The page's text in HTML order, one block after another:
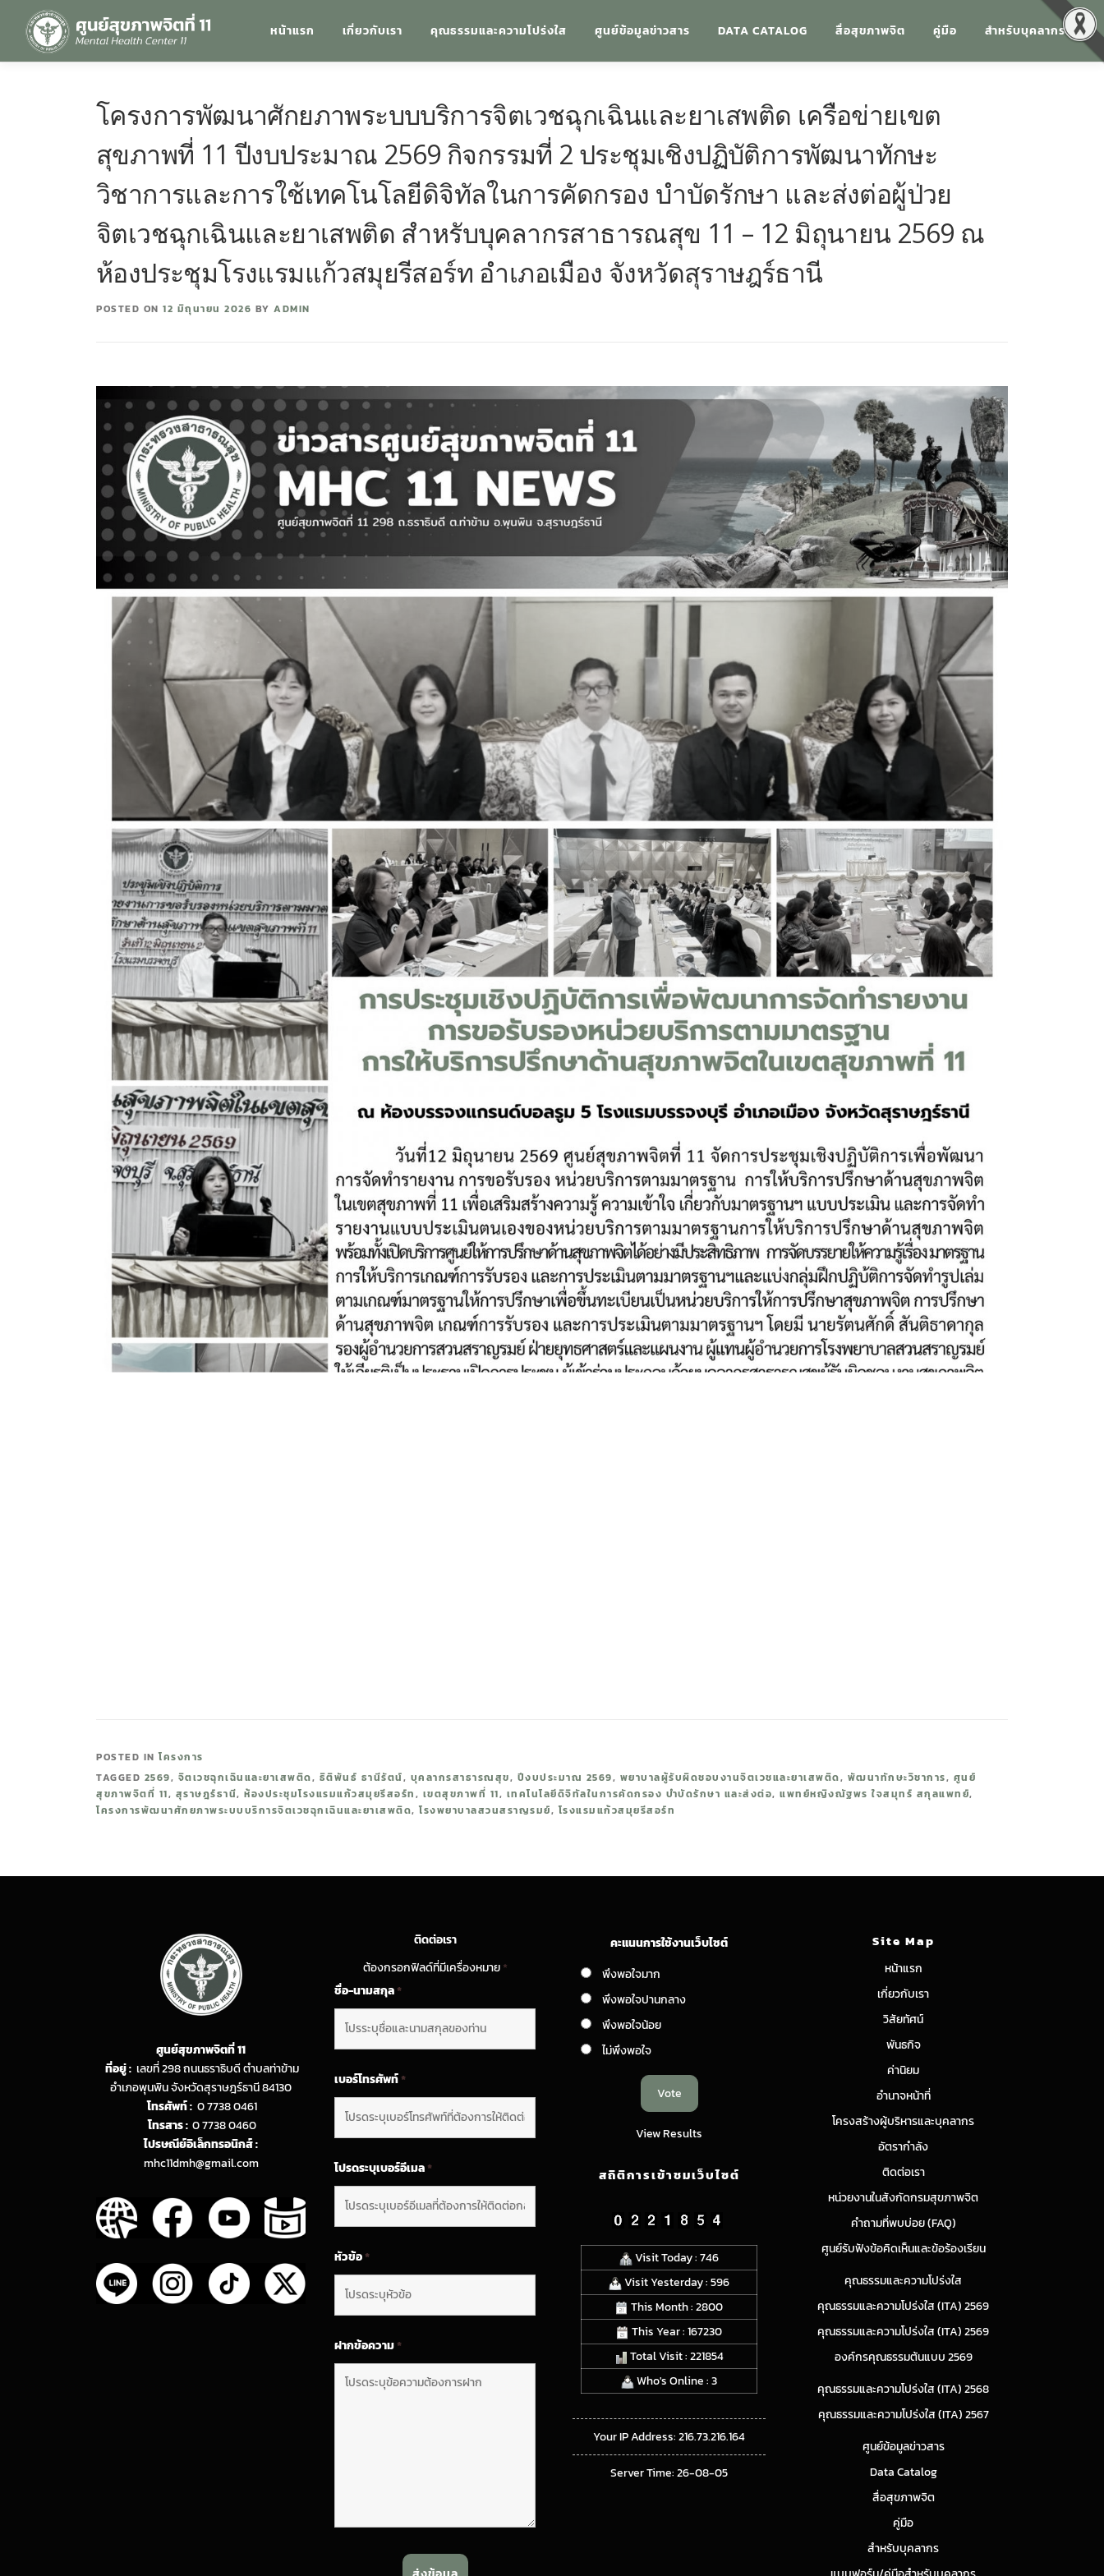
หน้าแรก เกี่ยวกับเรา คุณธรรมและความโปร่งใส ศูนย์ข้อมูลข่าวสาร DATA CATALOG สื่อสุขภาพจิต คู่มือ สำหรับบุคลากร
โครงการพัฒนาศักยภาพระบบบริการจิตเวชฉุกเฉินและยาเสพติด เครือข่ายเขต
สุขภาพที่ 11 ปีงบประมาณ 2569 กิจกรรมที่ 2 ประชุมเชิงปฏิบัติการพัฒนาทักษะ
วิชาการและการใช้เทคโนโลยีดิจิทัลในการคัดกรอง บำบัดรักษา และส่งต่อผู้ป่วย
จิตเวชฉุกเฉินและยาเสพติด สำหรับบุคลากรสาธารณสุข 11 – 12 มิถุนายน 2569 ณ
ห้องประชุมโรงแรมแก้วสมุยรีสอร์ท อำเภอเมือง จังหวัดสุราษฎร์ธานี
POSTED ON 12 มิถุนายน 2026 BY ADMIN
POSTED INโครงการ
TAGGED 2569, จิตเวชฉุกเฉินและยาเสพติด, ธิติพันธ์ ธานีรัตน์, บุคลากรสาธารณสุข, ปีงบประมาณ 2569, พยาบาลผู้รับผิดชอบงานจิตเวชและยาเสพติด, พัฒนาทักษะวิชาการ, ศูนย์
สุขภาพจิตที่ 11, สุราษฎร์ธานี, ห้องประชุมโรงแรมแก้วสมุยรีสอร์ท, เขตสุขภาพที่ 11, เทคโนโลยีดิจิทัลในการคัดกรอง บำบัดรักษา และส่งต่อ, แพทย์หญิงณัฐพร ใจสมุทร์ สกุลแพทย์,
โครงการพัฒนาศักยภาพระบบบริการจิตเวชฉุกเฉินและยาเสพติด,โรงพยาบาลสวนสราญรมย์,โรงแรมแก้วสมุยรีสอร์ท
ศูนย์สุขภาพจิตที่ 11
ที่อยู่ : เลขที่ 298 ถนนธราธิบดี ตำบลท่าข้าม
อำเภอพุนพิน จังหวัดสุราษฎร์ธานี 84130
โทรศัพท์ : 0 7738 0461
โทรสาร : 0 7738 0460
ไปรษณีย์อิเล็กทรอนิกส์ :
mhc11dmh@gmail.com
ติดต่อเรา
ต้องกรอกฟิลด์ที่มีเครื่องหมาย*
ชื่อ-นามสกุล*
เบอร์โทรศัพท์*
โปรดระบุเบอร์อีเมล*
หัวข้อ*
ฝากข้อความ*
คะแนนการใช้งานเว็บไซต์
พึงพอใจมาก
พึงพอใจปานกลาง
พึงพอใจน้อย
ไม่พึงพอใจ
View Results
สถิติการเข้าชมเว็บไซต์
Visit Today : 746
Visit Yesterday : 596
This Month : 2800
This Year : 167230
Total Visit : 221854
Who's Online : 3
Your IP Address: 216.73.216.164
Server Time: 26-08-05
Site Map
หน้าแรก
เกี่ยวกับเรา
วิสัยทัศน์
พันธกิจ
ค่านิยม
อำนาจหน้าที่
โครงสร้างผู้บริหารและบุคลากร
อัตรากำลัง
ติดต่อเรา
หน่วยงานในสังกัดกรมสุขภาพจิต
คำถามที่พบบ่อย (FAQ)
ศูนย์รับฟังข้อคิดเห็นและข้อร้องเรียน
คุณธรรมและความโปร่งใส
คุณธรรมและความโปร่งใส (ITA) 2569
คุณธรรมและความโปร่งใส (ITA) 2569
องค์กรคุณธรรมต้นแบบ 2569
คุณธรรมและความโปร่งใส (ITA) 2568
คุณธรรมและความโปร่งใส (ITA) 2567
ศูนย์ข้อมูลข่าวสาร
Data Catalog
สื่อสุขภาพจิต
คู่มือ
สำหรับบุคลากร